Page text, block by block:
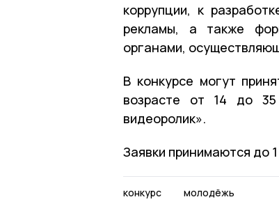
коррупции, к
рекламы, а также
органами,
В конкурсе могут
возрасте от 14 до
видеоролик».
Заявки принимаются до
конкурс молодёжь